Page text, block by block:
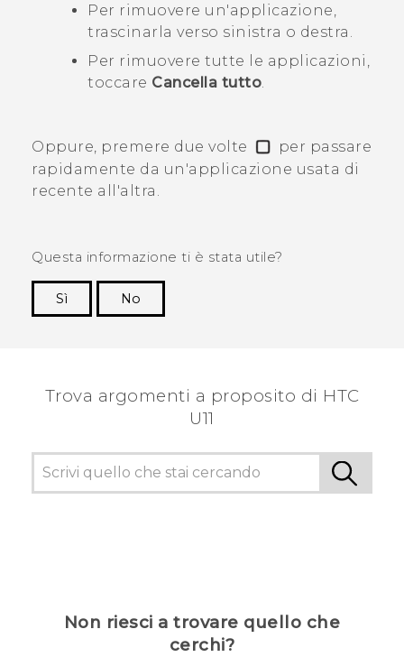
Per rimuovere un'applicazione,
trascinarla verso sinistra o destra.
Per rimuovere tutte le applicazioni,
toccare Cancella tutto
Oppure, premere due volte
per passare
rapidamente da un'applicazione usata di
recente all'altra.
Questa informazione ti è stata utile?
Sì
No
Trova argomenti a proposito di HTC
U11
Non riesci a trovare quello che
cerchi?